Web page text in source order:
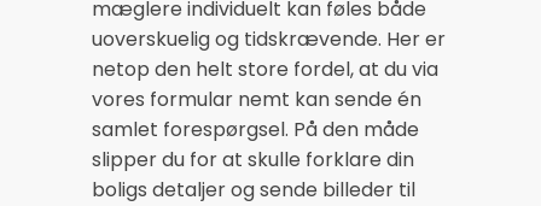
mæglere individuelt kan føles både
uoverskuelig og tidskrævende. Her er
netop den helt store fordel, at du via
vores formular nemt kan sende én
samlet forespørgsel. På den måde
slipper du for at skulle forklare din
boligs detaljer og sende billeder til